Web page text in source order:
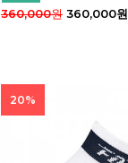
360,000원360,000원
20%